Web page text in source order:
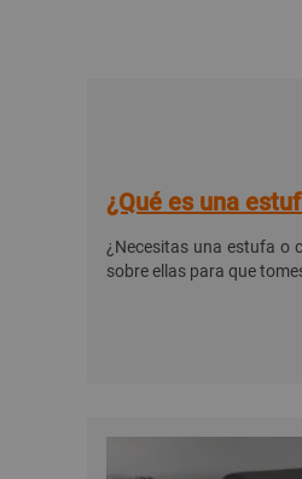
¿Qué es una
¿Necesitas una estufa o
sobre ellas para que